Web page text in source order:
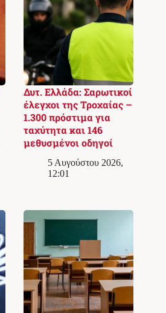
Δυτ. Ελλάδα: Σαρωτικοί
έλεγχοι της Τροχαίας –
1.300 πρόστιμα για
ταχύτητα και 146
μεθυσμένοι οδηγοί
5 Αυγούστου 2026,
12:01